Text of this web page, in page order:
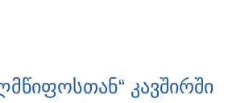
კავშირში